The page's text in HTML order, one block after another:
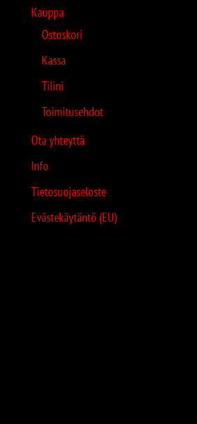
Kauppa
Ostoskori
Kassa
Tilini
Toimitusehdot
Ota yhteyttä
Info
Tietosuojaseloste
Evästekäytäntö (EU)